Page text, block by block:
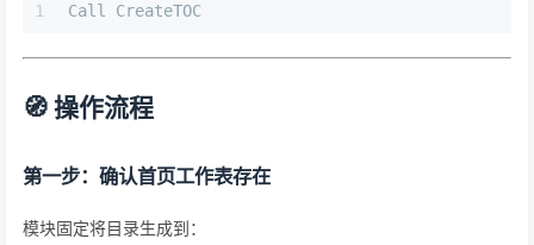
1 Call CreateTOC
🧭 操作流程
第一步：确认首页工作表存在
模块固定将目录生成到：